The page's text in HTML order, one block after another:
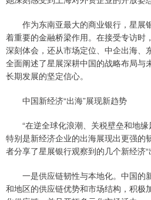
作为东南亚最大的商业银行，星展
着重要的金融桥梁作用。在接受专访时
深刻体会，还从市场定位、中企出海、
全面阐述了星展深耕中国的战略布局与
长期发展的坚定信心。
中国新经济“出海”展现新趋势
“在逆全球化浪潮、关税壁垒和地缘
特别是新经济企业的出海展现出更强的
者分享了星展银行观察到的几个新经济“
一是供应链韧性与本地化。中国的
和地区的供应链优势和市场结构，积极